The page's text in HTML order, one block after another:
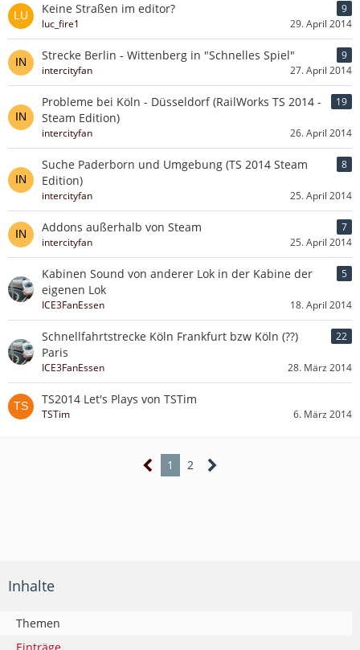
Keine Straßen im editor?
9
luc_fire1
29. April 2014
Strecke Berlin - Wittenberg in "Schnelles Spiel"
9
intercityfan
27. April 2014
Probleme bei Köln - Düsseldorf (RailWorks TS 2014 -
Steam Edition)
19
intercityfan 26. April 2014
Suche Paderborn und Umgebung (TS 2014 Steam
Edition)
8
intercityfan 25. April 2014
Addons außerhalb von Steam
7
intercityfan
25. April 2014
Kabinen Sound von anderer Lok in der Kabine der
eigenen Lok
5
ICE3FanEssen 18. April 2014
Schnellfahrtstrecke Köln Frankfurt bzw Köln (??)
Paris
22
ICE3FanEssen 28. März 2014
TS2014 Let's Plays von TSTim
TSTim 6. März 2014
1 2
Inhalte
Themen